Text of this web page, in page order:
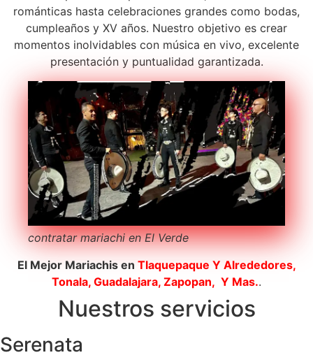
románticas hasta celebraciones grandes como bodas,
cumpleaños y XV años. Nuestro objetivo es crear
momentos inolvidables con música en vivo, excelente
presentación y puntualidad garantizada.
contratar mariachi en El Verde
El Mejor Mariachis en Tlaquepaque Y Alrededores,
Tonala, Guadalajara, Zapopan, Y Mas..
Nuestros servicios
Serenata